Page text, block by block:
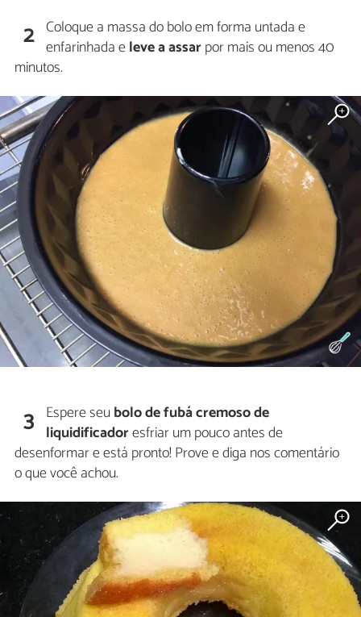
2 Coloque a massa do bolo em forma untada e
enfarinhada eleve a assarpor mais ou menos 40
minutos.
3 Espere seubolo de fubá cremoso de
liquidificadoresfriar um pouco antes de
desenformar e está pronto! Prove e diga nos comentário
o que você achou.